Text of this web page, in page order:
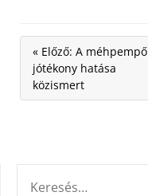
« Előző: A méhpempő
jótékony hatása
közismert